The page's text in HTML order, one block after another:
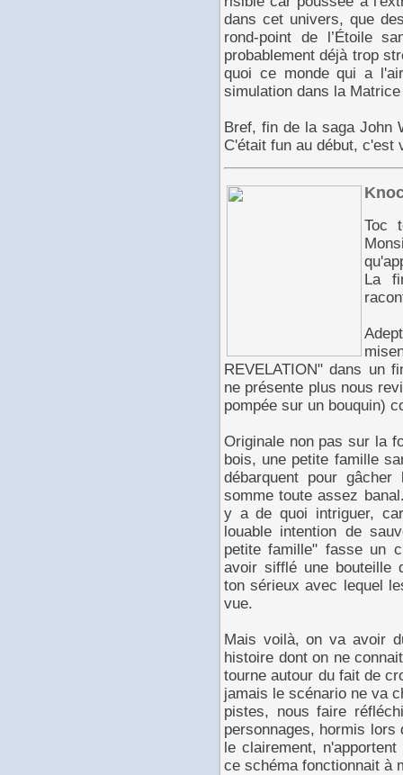
dans cet univers, que
rond-point de l’Étoile
probablement déjà trop
quoi ce monde qui a
simulation dans la
Bref, fin de la saga John
C'était fun au début, c'est
Toc
La
REVELATION" dans un
ne présente plus nous
pompée sur un bouquin)
Originale non pas sur la
bois, une petite famille
débarquent pour
somme toute assez
y a de quoi intriguer,
louable intention de
petite famille" fasse un
avoir sifflé une bouteille
ton sérieux avec lequel
vue.
Mais voilà, on va avoir
histoire dont on ne
tourne autour du fait de
jamais le scénario ne va
pistes, nous faire
personnages, hormis
le clairement,
ce schéma fonctionnait à